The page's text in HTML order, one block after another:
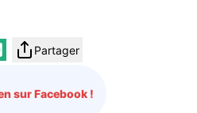
Partager
sur Facebook !